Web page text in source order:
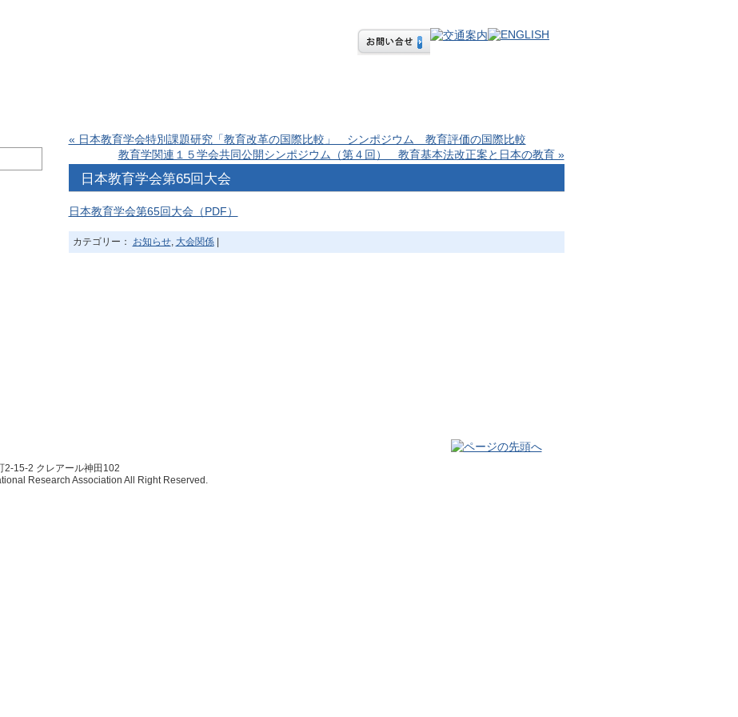
« 日本教育学会特別課題研究「教育改革の国際比較」 シンポジウム 教育評価の国際比較
教育学関連１５学会共同公開シンポジウム（第４回） 教育基本法改正案と日本の教育 »
日本教育学会第65回大会
日本教育学会第65回大会（PDF）
カテゴリー： お知らせ, 大会関係|
2-15-2 クレアール神田102
Research Association All Right Reserved.